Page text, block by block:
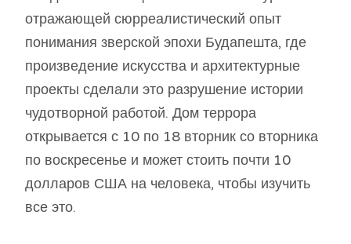
отражающей сюрреалистический опыт
понимания зверской эпохи Будапешта, где
произведение искусства и архитектурные
проекты сделали это разрушение истории
чудотворной работой. Дом террора
открывается с 10 по 18 вторник со вторника
по воскресенье и может стоить почти 10
долларов США на человека, чтобы изучить
все это.